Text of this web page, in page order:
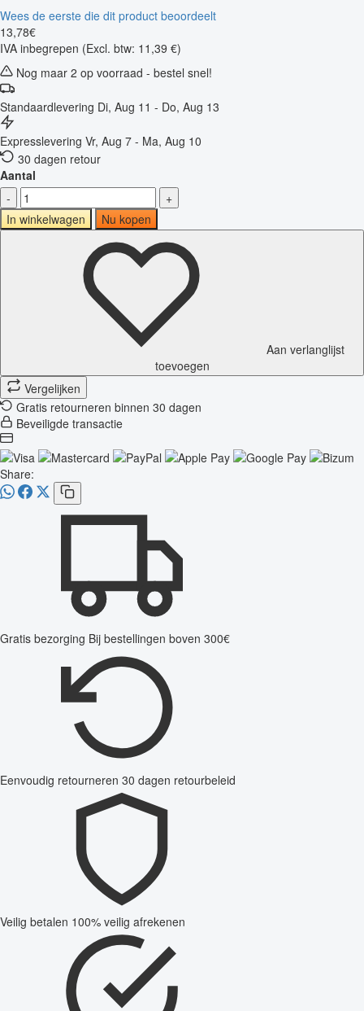
Wees de eerste die dit product beoordeelt
13,78€
IVA inbegrepen (Excl. btw: 11,39 €)
Nog maar 2 op voorraad - bestel snel!
Standaardlevering Di, Aug 11 - Do, Aug 13
Expresslevering Vr, Aug 7 - Ma, Aug 10
30 dagen retour
Aantal
-
+
In winkelwagen
Nu kopen
Aan verlanglijst
toevoegen
Vergelijken
Gratis retourneren binnen 30 dagen
Beveiligde transactie
Share:
Gratis bezorging Bij bestellingen boven 300€
Eenvoudig retourneren 30 dagen retourbeleid
Veilig betalen 100% veilig afrekenen